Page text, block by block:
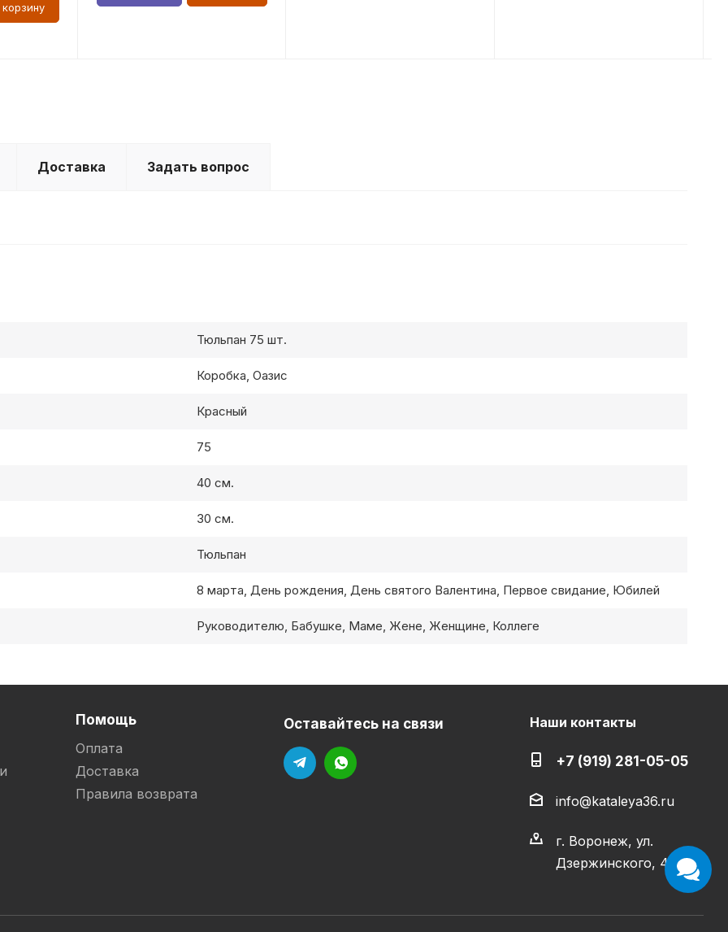
Доставка Задать вопрос
Тюльпан 75 шт.
Коробка, Оазис
Красный
75
40 см.
30 см.
Тюльпан
8 марта, День рождения, День святого Валентина, Первое свидание, Юбилей
Руководителю, Бабушке, Маме, Жене, Женщине, Коллеге
Помощь
Оплата
Доставка
Правила возврата
Оставайтесь на связи Наши контакты
+7 (919) 281-05-05
info@kataleya36.ru
г. Воронеж, ул.
Дзержинского, 4